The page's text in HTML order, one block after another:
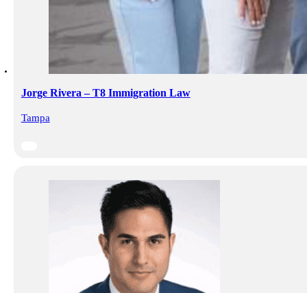
Jorge Rivera – T8 Immigration Law
Tampa